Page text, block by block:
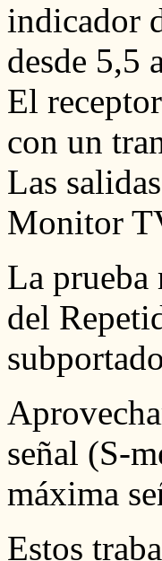
indicador
desde 5,5
El
con un
Las
Monitor
La prueba
del
señal (S-
máxima
Estos